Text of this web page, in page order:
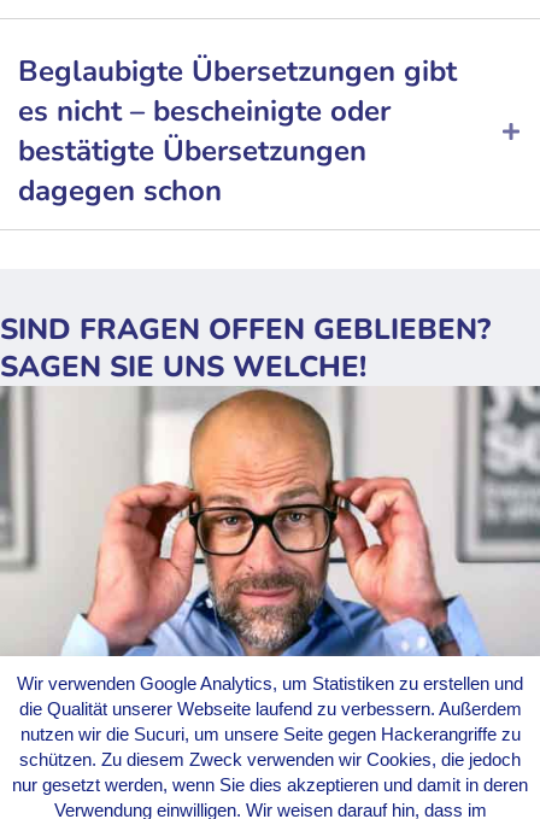
Beglaubigte Übersetzungen gibt
es nicht – bescheinigte oder
bestätigte Übersetzungen
dagegen schon
SIND FRAGEN OFFEN GEBLIEBEN?
SAGEN SIE UNS WELCHE!
Unser Ziel ist es, Ihre Bedürfnisse genau verstehen, um noch besser
Wir verwenden Google Analytics, um Statistiken zu erstellen und
die Qualität unserer Webseite laufend zu verbessern. Außerdem
nutzen wir die Sucuri, um unsere Seite gegen Hackerangriffe zu
schützen. Zu diesem Zweck verwenden wir Cookies, die jedoch
nur gesetzt werden, wenn Sie dies akzeptieren und damit in deren
Verwendung einwilligen. Wir weisen darauf hin, dass im